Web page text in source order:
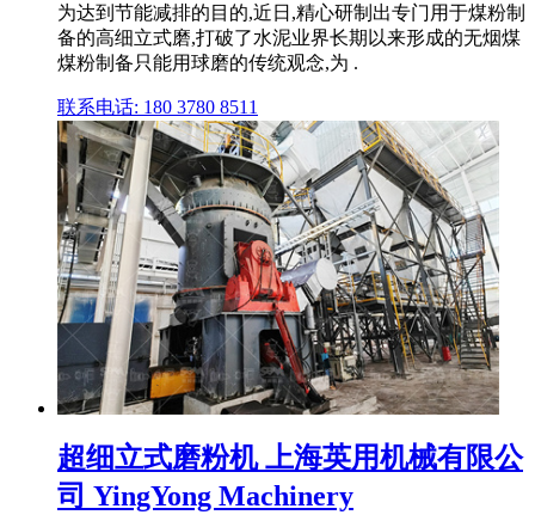
为达到节能减排的目的,近日,精心研制出专门用于煤粉制
备的高细立式磨,打破了水泥业界长期以来形成的无烟煤
煤粉制备只能用球磨的传统观念,为 .
联系电话: 180 3780 8511
超细立式磨粉机 上海英用机械有限公
司 YingYong Machinery